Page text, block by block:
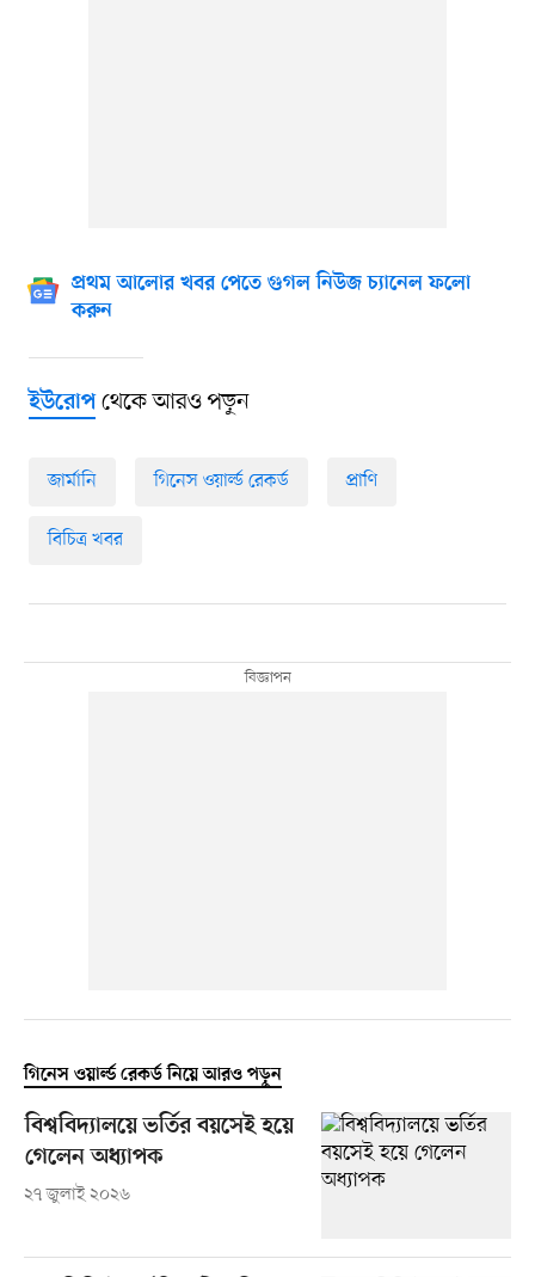
প্রথম আলোর খবর পেতে গুগল নিউজ চ্যানেল ফলো
করুন
ইউরোপথেকে আরও পড়ুন
জার্মানি গিনেস ওয়ার্ল্ড রেকর্ড প্রাণি
বিচিত্র খবর
গিনেস ওয়ার্ল্ড রেকর্ড নিয়ে আরও পড়ুন
বিশ্ববিদ্যালয়ে ভর্তির বয়সেই হয়ে
গেলেন অধ্যাপক
২৭ জুলাই ২০২৬